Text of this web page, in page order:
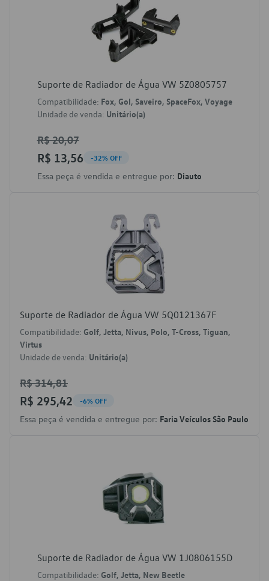
Suporte de Radiador de Água VW 5Z0805757
Compatibilidade: Fox, Gol, Saveiro, SpaceFox, Voyage
Unidade de venda: Unitário(a)
R$ 20,07
R$ 13,56 -32% OFF
Essa peça é vendida e entregue por: Diauto
Suporte de Radiador de Água VW 5Q0121367F
Compatibilidade: Golf, Jetta, Nivus, Polo, T-Cross, Tiguan,
Virtus
Unidade de venda: Unitário(a)
R$ 314,81
R$ 295,42 -6% OFF
Essa peça é vendida e entregue por: Faria Veículos São Paulo
Suporte de Radiador de Água VW 1J0806155D
Compatibilidade: Golf, Jetta, New Beetle